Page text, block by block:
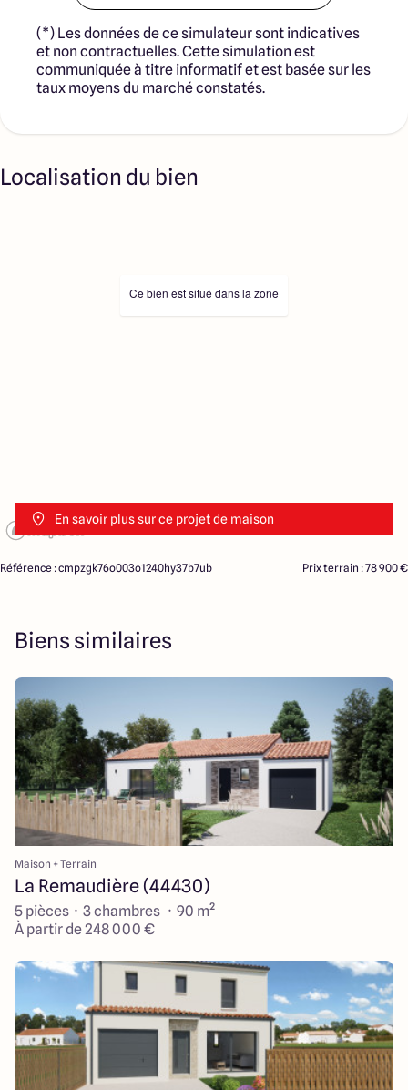
(*) Les données de ce simulateur sont indicatives
et non contractuelles. Cette simulation est
communiquée à titre informatif et est basée sur les
taux moyens du marché constatés.
Localisation du bien
En savoir plus sur ce projet de maison
Ce bien est situé dans la zone
Référence : cmpzgk76o003o1240hy37b7ub Prix terrain : 78 900 €
Biens similaires
Maison + Terrain
La Remaudière (44430)
5 pièces · 3 chambres · 90 m²
À partir de 248 000 €